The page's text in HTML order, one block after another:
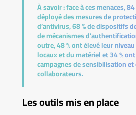
À savoir :face à ces menaces,
déployé des mesures de
d’antivirus, 68 % de dispositifs
de mécanismes
outre, 48 % ont élevé leur
locaux et du matériel et 34 %
campagnes de sensibilisation
collaborateurs.
Les outils mis en place